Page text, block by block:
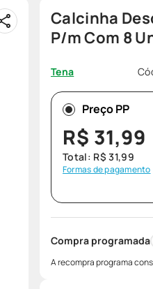
Calcinha
P/m Com 8
Tena
Preço PP
R$ 31,99
Total: R$ 31,99
Formas de pagamento
Compra programada
A recompra programa